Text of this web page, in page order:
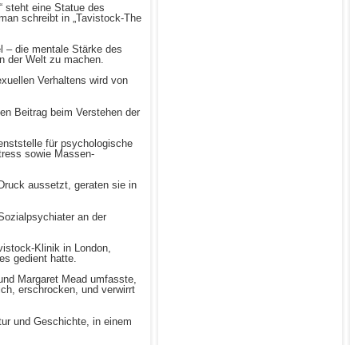
steht eine Statue des
schreibt in „Tavistock-The
– die mentale Stärke des
der Welt zu machen.
Verhaltens wird von
Beitrag beim Verstehen der
für psychologische
sowie Massen-
aussetzt, geraten sie in
an der
Klinik in London,
gedient hatte.
Margaret Mead umfasste,
erschrocken, und verwirrt
und Geschichte, in einem